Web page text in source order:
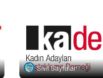
Sivil Sayfalar